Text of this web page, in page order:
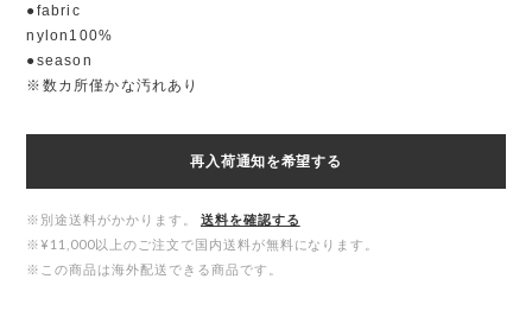
●fabric
nylon100%
●season
※数カ所僅かな汚れあり
再入荷通知を希望する
※別途送料がかかります。
送料を確認する
※¥11,000以上のご注文で国内送料が無料になります。
※この商品は海外配送できる商品です。